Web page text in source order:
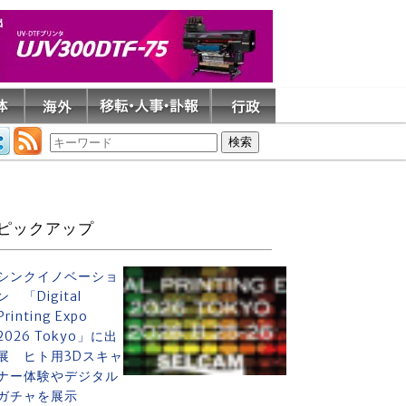
ックアップ
ンクイノベーショ
「Digital
Expo
Tokyo」に出
ヒト用3Dスキャ
ー体験やデジタル
チャを展示